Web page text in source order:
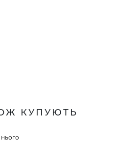
КУПУЮТЬ